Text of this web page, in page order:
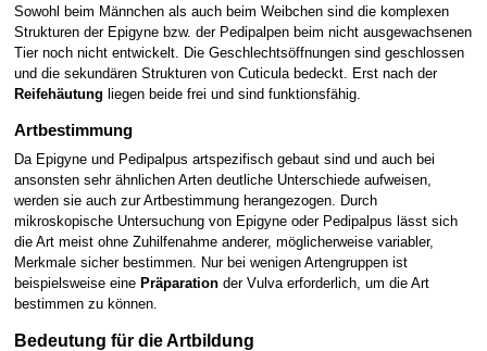
Sowohl beim Männchen als auch beim Weibchen sind die komplexen
Strukturen der Epigyne bzw. der Pedipalpen beim nicht ausgewachsenen
Tier noch nicht entwickelt. Die Geschlechtsöffnungen sind geschlossen
und die sekundären Strukturen von Cuticula bedeckt. Erst nach der
Reifehäutung liegen beide frei und sind funktionsfähig.
Artbestimmung
Da Epigyne und Pedipalpus artspezifisch gebaut sind und auch bei
ansonsten sehr ähnlichen Arten deutliche Unterschiede aufweisen,
werden sie auch zur Artbestimmung herangezogen. Durch
mikroskopische Untersuchung von Epigyne oder Pedipalpus lässt sich
die Art meist ohne Zuhilfenahme anderer, möglicherweise variabler,
Merkmale sicher bestimmen. Nur bei wenigen Artengruppen ist
beispielsweise eine Präparationder Vulva erforderlich, um die Art
bestimmen zu können.
Bedeutung für die Artbildung